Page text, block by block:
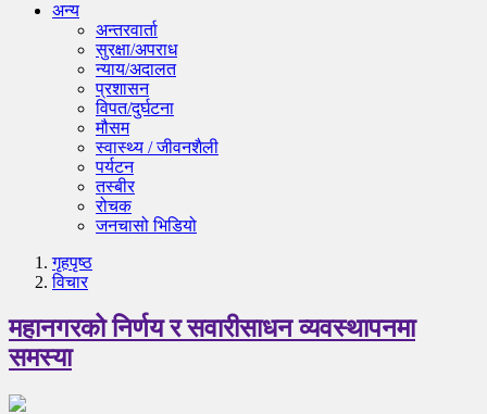
अन्य
अन्तरवार्ता
सुरक्षा/अपराध
न्याय/अदालत
प्रशासन
विपत/दुर्घटना
मौसम
स्वास्थ्य / जीवनशैली
पर्यटन
तस्बीर
रोचक
जनचासो भिडियो
गृहपृष्‍ठ
विचार
महानगरको निर्णय र सवारीसाधन व्यवस्थापनमा
समस्या